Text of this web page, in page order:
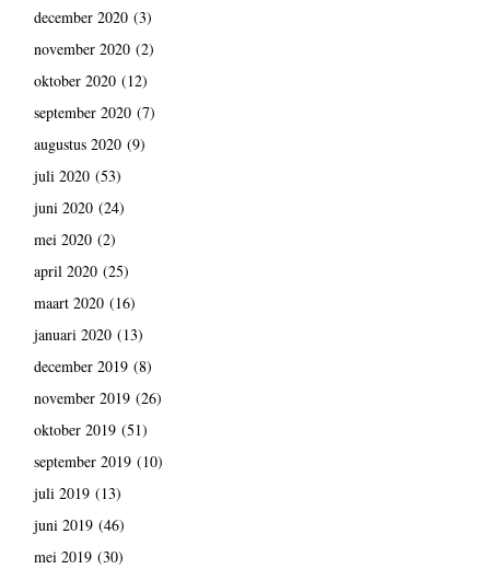
december 2020(3)
november 2020(2)
oktober 2020(12)
september 2020(7)
augustus 2020(9)
juli 2020(53)
juni 2020(24)
mei 2020(2)
april 2020(25)
maart 2020(16)
januari 2020(13)
december 2019(8)
november 2019(26)
oktober 2019(51)
september 2019(10)
juli 2019(13)
juni 2019(46)
mei 2019(30)